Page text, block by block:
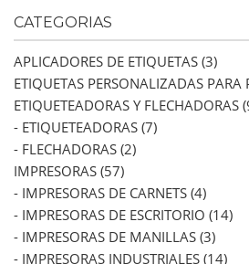
CATEGORIAS
APLICADORES DE ETIQUETAS (3)
ETIQUETAS PERSONALIZADAS PARA
ETIQUETEADORAS Y FLECHADORAS
- ETIQUETEADORAS (7)
- FLECHADORAS (2)
IMPRESORAS (57)
- IMPRESORAS DE CARNETS (4)
- IMPRESORAS DE ESCRITORIO (14)
- IMPRESORAS DE MANILLAS (3)
- IMPRESORAS INDUSTRIALES (14)